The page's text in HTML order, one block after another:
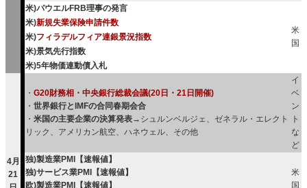
米)パウエルFRB理事の発言
米
国
米)新規失業保険申請件数
米)フィラデルフィア連銀景況指数
米)景気先行指数
米)5年物価連動債入札
4月
21
・ G20財務相・中央銀行総裁会議(20日・21日開催)
・ 世界銀行とIMFの合同春期会合
・ 米国の主要企業の決算発表→シュルンベルジェ、ゼネラル・エレクト
リック、アメリカン航空、ハネウェル、その他
イ
ベ
ン
ト
な
ど
独)製造業PMI【速報値】
独)サービス業PMI【速報値】
欧)製造業PMI【速報値】
米
国